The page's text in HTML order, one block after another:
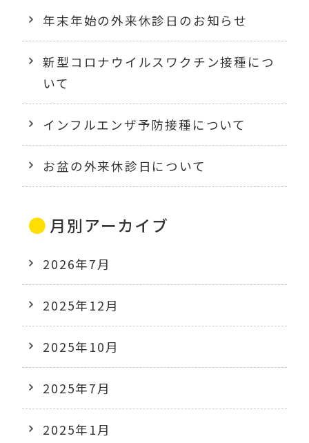
年末年始の外来休診日のお知らせ
新型コロナウイルスワクチン接種につ
いて
インフルエンザ予防接種について
お盆の外来休診日について
月別アーカイブ
2026年7月
2025年12月
2025年10月
2025年7月
2025年1月